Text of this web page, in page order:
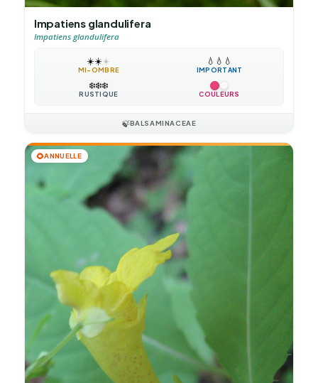
Impatiens glandulifera
Impatiens glandulifera
☀️☀️☀️
MI-OMBRE
💧 💧 💧
IMPORTANT
❄️❄️❄️
RUSTIQUE COULEURS
🍃BALSAMINACEAE
🌻ANNUELLE